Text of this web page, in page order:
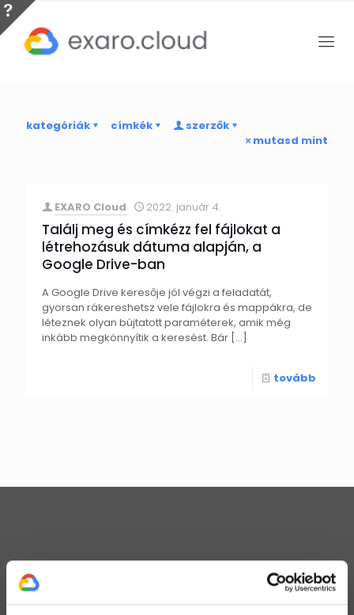
kategóriák címkék
szerzők
mutasd mint
EXARO Cloud 2022. január 4.
Találj meg és címkézz fel fájlokat a
létrehozásuk dátuma alapján, a
Google Drive-ban
A Google Drive keresője jól végzi a feladatát,
gyorsan rákereshetsz vele fájlokra és mappákra, de
léteznek olyan bújtatott paraméterek, amik még
inkább megkönnyítik a keresést. Bár […]
tovább
Használj megosztott Drive-ot a csapatoddal